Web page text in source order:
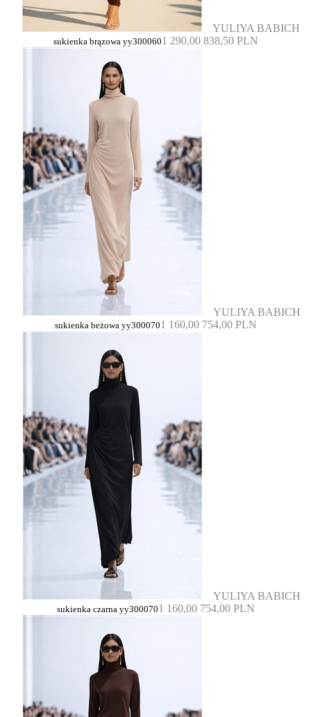
YULIYA BABICH
sukienka brązowa yy3000601 290,00 838,50 PLN
YULIYA BABICH
sukienka beżowa yy3000701 160,00 754,00 PLN
YULIYA BABICH
sukienka czarna yy3000701 160,00 754,00 PLN